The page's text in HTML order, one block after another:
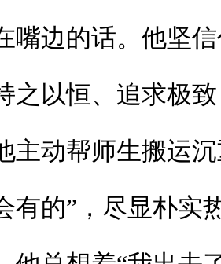
嘴边的话。他坚
之以恒、追求极
主动帮师生搬运
有的” ，尽显朴实